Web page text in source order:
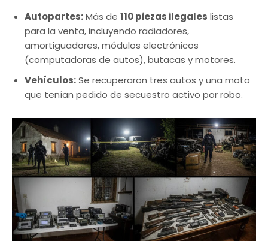
Autopartes:Más de 110 piezas ilegales listas
para la venta, incluyendo radiadores,
amortiguadores, módulos electrónicos
(computadoras de autos), butacas y motores.
Vehículos:Se recuperaron tres autos y una moto
que tenían pedido de secuestro activo por robo.